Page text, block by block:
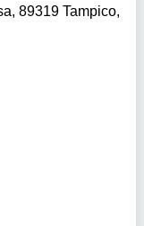
89319 Tampico,